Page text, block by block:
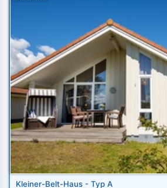
Kleiner-Belt-Haus - Typ A